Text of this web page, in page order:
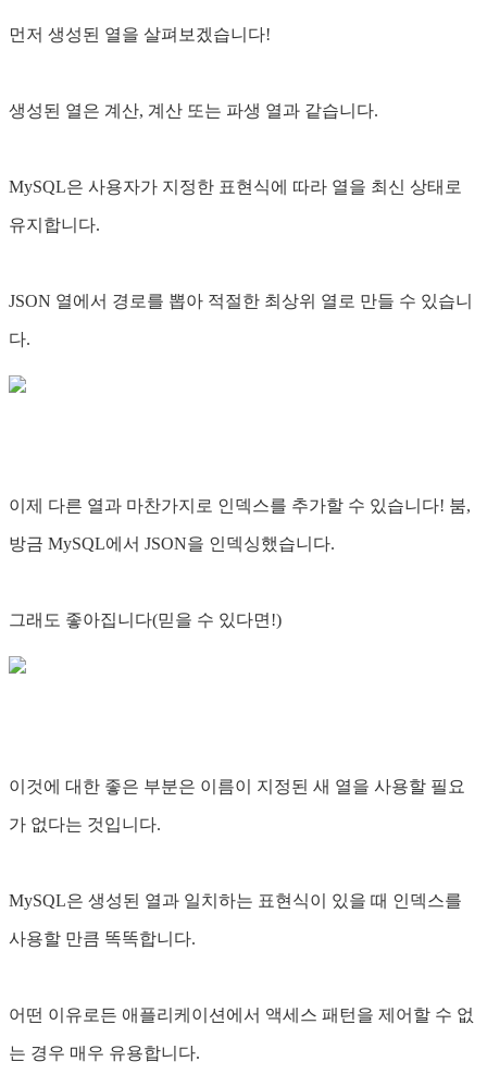
먼저 생성된 열을 살펴보겠습니다!
생성된 열은 계산, 계산 또는 파생 열과 같습니다.
MySQL은 사용자가 지정한 표현식에 따라 열을 최신 상태로
유지합니다.
JSON 열에서 경로를 뽑아 적절한 최상위 열로 만들 수 있습니
다.
이제 다른 열과 마찬가지로 인덱스를 추가할 수 있습니다! 붐,
방금 MySQL에서 JSON을 인덱싱했습니다.
그래도 좋아집니다(믿을 수 있다면!)
이것에 대한 좋은 부분은 이름이 지정된 새 열을 사용할 필요
가 없다는 것입니다.
MySQL은 생성된 열과 일치하는 표현식이 있을 때 인덱스를
사용할 만큼 똑똑합니다.
어떤 이유로든 애플리케이션에서 액세스 패턴을 제어할 수 없
는 경우 매우 유용합니다.